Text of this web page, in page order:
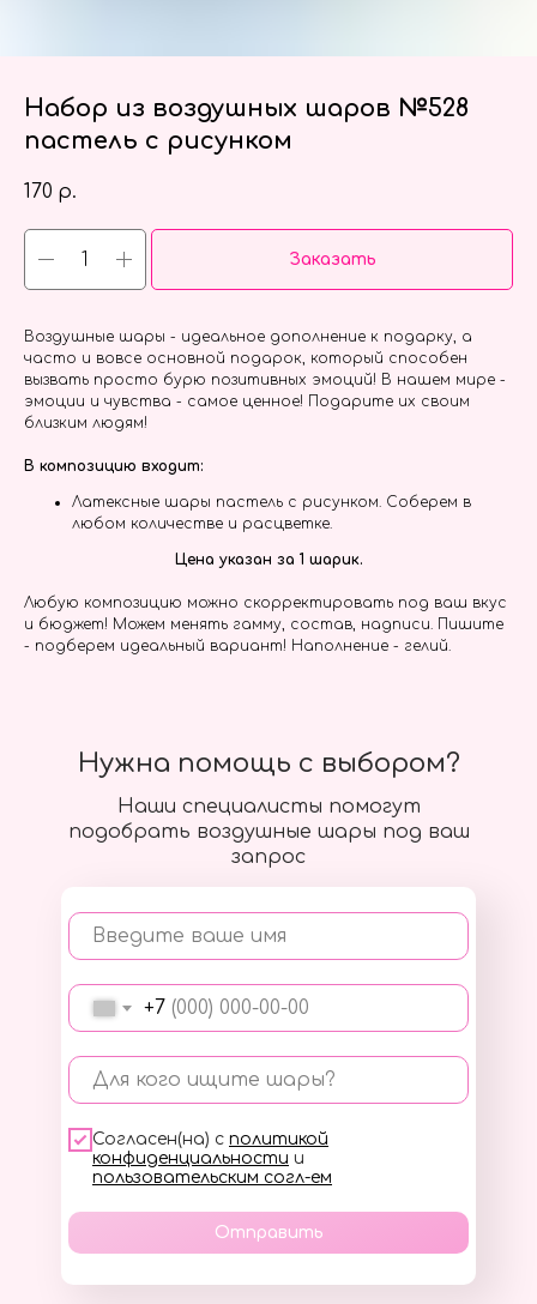
Набор из воздушных шаров №528
пастель с рисунком
170 р.
Заказать
Воздушные шары - идеальное дополнение к подарку, а
часто и вовсе основной подарок, который способен
вызвать просто бурю позитивных эмоций! В нашем мире -
эмоции и чувства - самое ценное! Подарите их своим
близким людям!
В композицию входит:
Латексные шары пастель с рисунком. Соберем в
любом количестве и расцветке.
Цена указан за 1 шарик.
Любую композицию можно скорректировать под ваш вкус
и бюджет! Можем менять гамму, состав, надписи. Пишите
- подберем идеальный вариант! Наполнение - гелий.
Наши специалисты помогут
подобрать воздушные шары под ваш
запрос
Введите ваше имя
+7
Для кого ищите шары?
Согласен(на) с политикой
конфиденциальности и
пользовательским согл-ем
Отправить
Нужна помощь с выбором?